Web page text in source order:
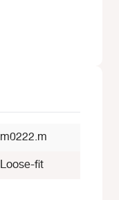
m0222.m
Loose-fit